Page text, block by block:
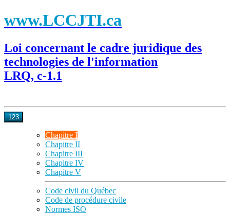
www.LCCJTI.ca
Loi concernant le cadre juridique des
technologies de l'information
LRQ, c-1.1
123
Chapitre I
Chapitre II
Chapitre III
Chapitre IV
Chapitre V
Code civil du Québec
Code de procédure civile
Normes ISO